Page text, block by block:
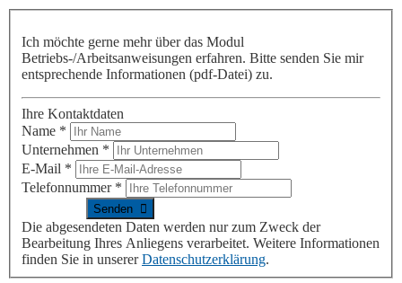
Ich möchte gerne mehrüber das Modul
Betriebs-/Arbeitsanweisungen erfahren. Bitte senden Sie mir
entsprechende Informationen (pdf-Datei) zu.
Ihre Kontaktdaten
Name *
Unternehmen *
E-Mail *
Telefonnummer *
Die abgesendeten Daten werden nur zum Zweck der
Bearbeitung Ihres Anliegens verarbeitet. Weitere Informationen
finden Sie in unsererDatenschutzerklärung.